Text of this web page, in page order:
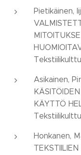
Pietikäinen,
Asikainen,
KÄYTTÖ
Honkanen,